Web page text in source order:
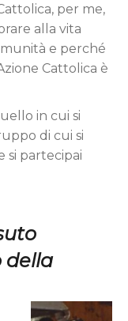
per me,
alla vita
e perché
Cattolica è
in cui si
di cui si
si partecipai
della